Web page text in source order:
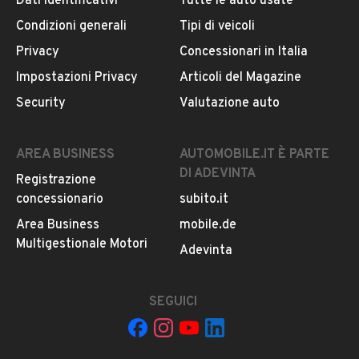
Altro
IVA deducibile
CONTATTA IL VENDITORE
Il veicolo è ancora disponibile?
Offrite finanziamenti?
Accettate permute?
È possibile vedere più foto?
Quali sono le condizioni della garanzia?
Condizioni generali
Privacy
Impostazioni Privacy
Security
Tipi di veicoli
Concessionari in Italia
Articoli del Magazine
Valutazione auto
AREA BUSINESS
Registrazione
concessionario
Area Business
Multigestionale Motori
AUTOMOBILE.IT È PARTE
DI ADEVINTA
subito.it
mobile.de
Adevinta
SEGUICI